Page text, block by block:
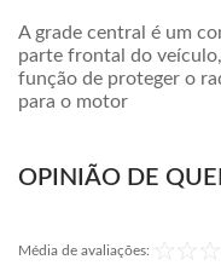
A grade central é um
parte frontal do
função de proteger o
para o motor
OPINIÃO DE
Média de avaliações: